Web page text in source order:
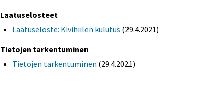
Laatuselosteet
Laatuseloste: Kivihiilen kulutus (29.4.2021)
Tietojen tarkentuminen
Tietojen tarkentuminen (29.4.2021)